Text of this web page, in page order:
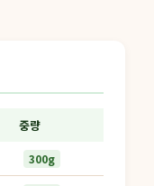
중량
300g